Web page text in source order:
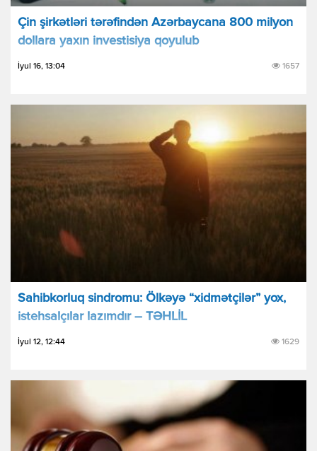
Çin şirkətləri tərəfindən Azərbaycana 800 milyon
dollara yaxın investisiya qoyulub
İyul 16, 13:04 1657
Sahibkorluq sindromu: Ölkəyə “xidmətçilər” yox,
istehsalçılar lazımdır – TƏHLİL
İyul 12, 12:44 1629